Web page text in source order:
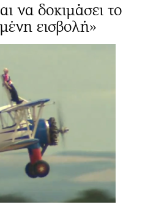
να δοκιμάσει το
εισβολή»